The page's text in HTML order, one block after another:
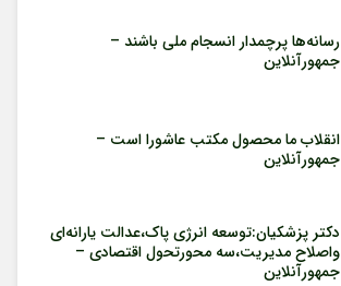
رسانه‌ها پرچمدار انسجام ملی باشند –
جمهورآنلاین
انقلاب ما محصول مکتب عاشورا است –
جمهورآنلاین
دکتر پزشکیان:توسعه انرژی پاک،عدالت یارانه‌ای
واصلاح مدیریت،سه محورتحول اقتصادی –
جمهورآنلاین